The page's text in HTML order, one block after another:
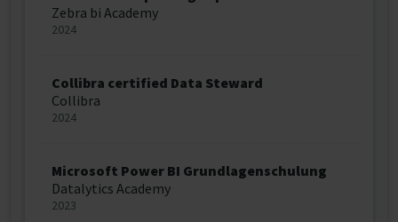
Zebra bi Academy
2024
Collibra certified Data Steward
Collibra
2024
Microsoft Power BI Grundlagenschulung
Datalytics Academy
2023